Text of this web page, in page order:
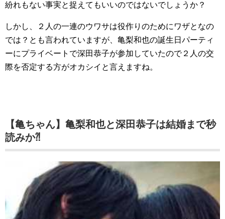
紛れもない事実と捉えてもいいのではないでしょうか？
しかし、２人の一連のウワサは役作りのためにワザとなの
では？とも言われていますが、亀梨和也の誕生日パーティ
ーにプライベートで深田恭子が参加していたので２人の交
際を否定する方がオカシイと言えますね。
【亀ちゃん】亀梨和也と深田恭子は結婚まで秒
読みか⁈